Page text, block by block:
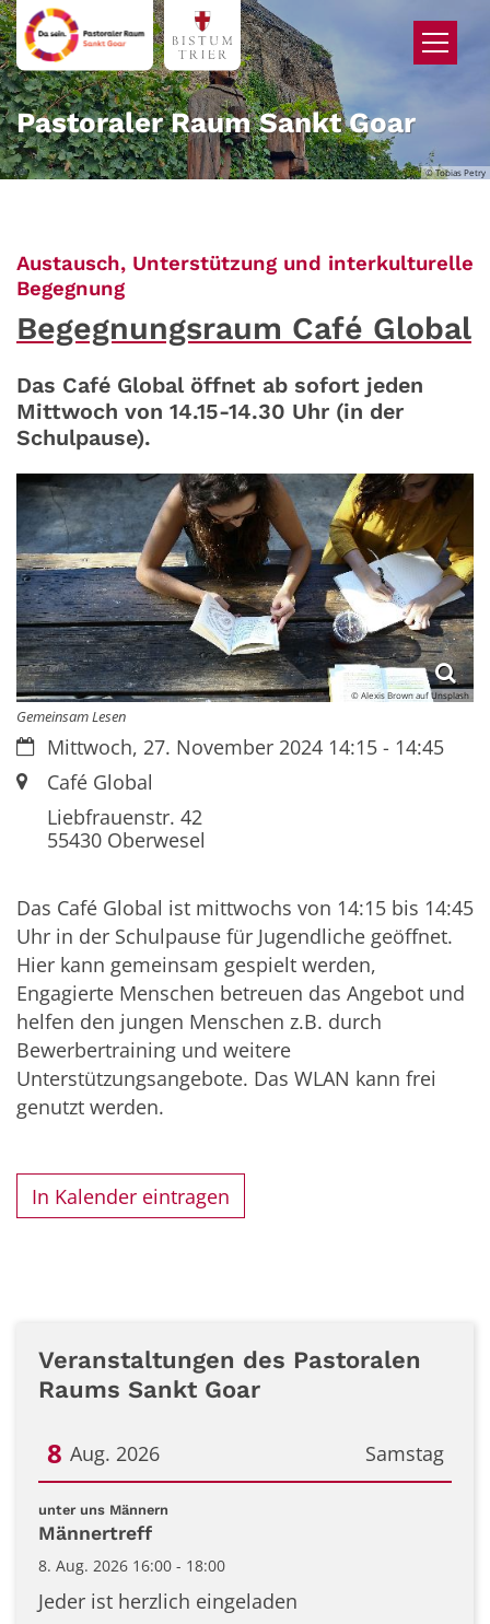
Zum Inhalt springen
© Tobias Petry
Pastoraler Raum Sankt Goar
Austausch, Unterstützung und interkulturelle
Begegnung:
Begegnungsraum Café Global
Das Café Global öffnet ab sofort jeden
Mittwoch von 14.15-14.30 Uhr (in der
Schulpause).
© Alexis Brown auf Unsplash
Gemeinsam Lesen
Datum:Mittwoch, 27. November 2024 14:15 - 14:45
Ort:Café Global
Liebfrauenstr. 42
55430Oberwesel
Das Café Global ist mittwochs von 14:15 bis 14:45
Uhr in der Schulpause für Jugendliche geöffnet.
Hier kann gemeinsam gespielt werden,
Engagierte Menschen betreuen das Angebot und
helfen den jungen Menschen z.B. durch
Bewerbertraining und weitere
Unterstützungsangebote. Das WLAN kann frei
genutzt werden.
In Kalender eintragen
Veranstaltungen des Pastoralen
Raums Sankt Goar
Samstag
8 Aug. 2026
Datum: 8. August 2026
unter uns Männern
Männertreff
8. Aug. 2026 16:00 - 18:00
Jeder ist herzlich eingeladen